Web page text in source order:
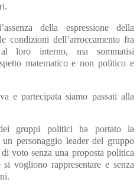
della espressione della
condizioni dell’arroccamento fra
loro interno, ma sommatisi
matematico e non politico e
e partecipata siamo passati alla
dei gruppi politici ha portato la
personaggio leader del gruppo
voto senza una proposta politica
vogliono rappresentare e senza